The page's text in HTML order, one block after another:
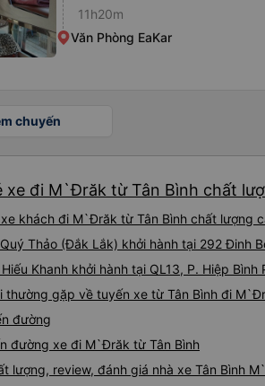
11h20m
Văn Phòng EaKar
chuyến
xe đi M`Đrăk từ Tân Bình chất
khách đi M`Đrăk từ Tân Bình chất lượng
Quý Thảo (Đắk Lắk) khởi hành tại 292 Đinh
Khanh khởi hành tại QL13, P. Hiệp
thường gặp về tuyến xe từ Tân Bình đi
đường
đường xe đi M`Đrăk từ Tân Bình
lượng, review, đánh giá nhà xe Tân Bình